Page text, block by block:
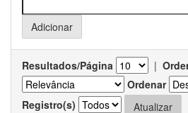
Resultados/Página |
Ordenar
Registro(s)